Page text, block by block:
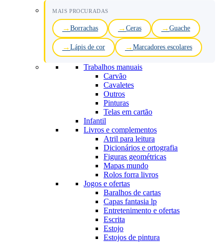
MAIS PROCURADAS
Borrachas Ceras Guache
Lápis de cor Marcadores escolares
Trabalhos manuais
Carvão
Cavaletes
Outros
Pinturas
Telas em cartão
Infantil
Livros e complementos
Atril para leitura
Dicionários e ortografia
Figuras geométricas
Mapas mundo
Rolos forra livros
Jogos e ofertas
Baralhos de cartas
Capas fantasia lp
Entretenimento e ofertas
Escrita
Estojo
Estojos de pintura